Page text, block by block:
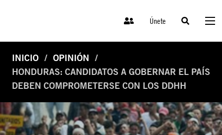
Únete
INICIO
OPINIÓN
HONDURAS: CANDIDATOS A GOBERNAR EL PAÍS
DEBEN COMPROMETERSE CON LOS DDHH